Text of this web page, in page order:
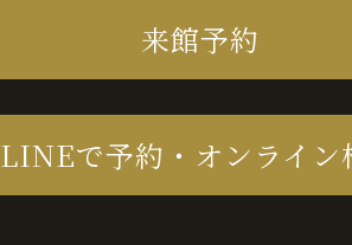
来館予約
LINEで予約・オンライン